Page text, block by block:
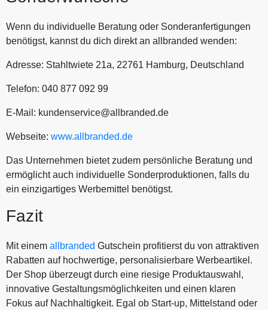
Wenn du individuelle Beratung oder Sonderanfertigungen
benötigst, kannst du dich direkt an allbranded wenden:
Adresse: Stahltwiete 21a, 22761 Hamburg, Deutschland
Telefon: 040 877 092 99
E-Mail: kundenservice@allbranded.de
Webseite: www.allbranded.de
Das Unternehmen bietet zudem persönliche Beratung und
ermöglicht auch individuelle Sonderproduktionen, falls du
ein einzigartiges Werbemittel benötigst.
Fazit
Mit einem allbranded Gutschein profitierst du von attraktiven
Rabatten auf hochwertige, personalisierbare Werbeartikel.
Der Shop überzeugt durch eine riesige Produktauswahl,
innovative Gestaltungsmöglichkeiten und einen klaren
Fokus auf Nachhaltigkeit. Egal ob Start-up, Mittelstand oder